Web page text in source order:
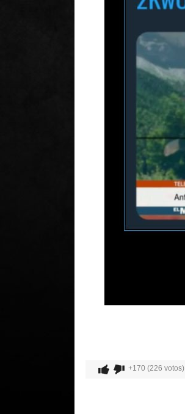
+170 (226 votos)